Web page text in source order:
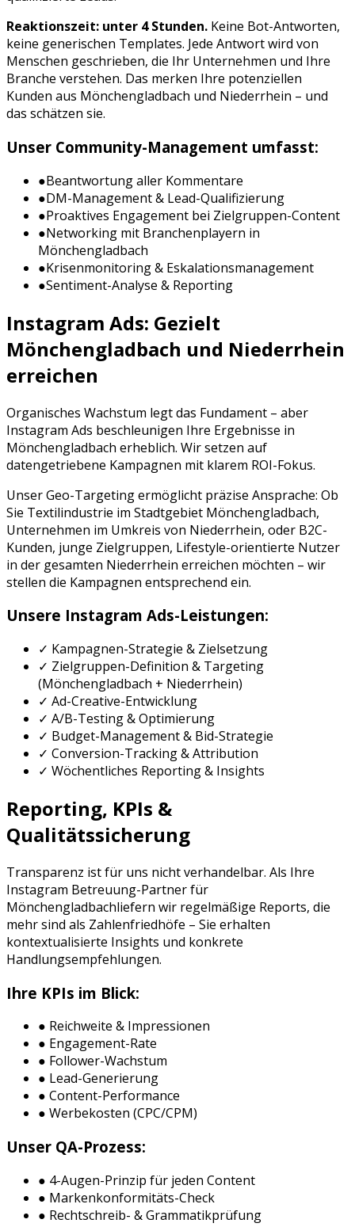
Reaktionszeit: unter 4 Stunden. Keine Bot-Antworten,
keine generischen Templates. Jede Antwort wird von
Menschen geschrieben, die Ihr Unternehmen und Ihre
Branche verstehen. Das merken Ihre potenziellen
Kunden aus Mönchengladbach und Niederrhein – und
das schätzen sie.
Unser Community-Management umfasst:
●Beantwortung aller Kommentare
●DM-Management & Lead-Qualifizierung
●Proaktives Engagement bei Zielgruppen-Content
●Networking mit Branchenplayern in
Mönchengladbach
●Krisenmonitoring & Eskalationsmanagement
●Sentiment-Analyse & Reporting
Instagram Ads: Gezielt
Mönchengladbach und Niederrhein
erreichen
Organisches Wachstum legt das Fundament – aber
Instagram Ads beschleunigen Ihre Ergebnisse in
Mönchengladbach erheblich. Wir setzen auf
datengetriebene Kampagnen mit klarem ROI-Fokus.
Unser Geo-Targeting ermöglicht präzise Ansprache: Ob
Sie Textilindustrie im Stadtgebiet Mönchengladbach,
Unternehmen im Umkreis von Niederrhein, oder B2C-
Kunden, junge Zielgruppen, Lifestyle-orientierte Nutzer
in der gesamten Niederrhein erreichen möchten – wir
stellen die Kampagnen entsprechend ein.
Unsere Instagram Ads-Leistungen:
✓ Kampagnen-Strategie & Zielsetzung
✓ Zielgruppen-Definition & Targeting
(Mönchengladbach + Niederrhein)
✓ Ad-Creative-Entwicklung
✓ A/B-Testing & Optimierung
✓ Budget-Management & Bid-Strategie
✓ Conversion-Tracking & Attribution
✓ Wöchentliches Reporting & Insights
Reporting, KPIs &
Qualitätssicherung
Transparenz ist für uns nicht verhandelbar. Als Ihre
Instagram Betreuung-Partner für
Mönchengladbachliefern wir regelmäßige Reports, die
mehr sind als Zahlenfriedhöfe – Sie erhalten
kontextualisierte Insights und konkrete
Handlungsempfehlungen.
Ihre KPIs im Blick:
● Reichweite & Impressionen
● Engagement-Rate
● Follower-Wachstum
● Lead-Generierung
● Content-Performance
● Werbekosten (CPC/CPM)
Unser QA-Prozess:
● 4-Augen-Prinzip für jeden Content
● Markenkonformitäts-Check
● Rechtschreib- & Grammatikprüfung